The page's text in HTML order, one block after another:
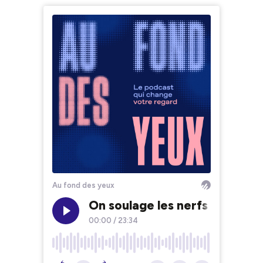
Au fond des yeux
On soulage les nerfs
00:00 / 23:34